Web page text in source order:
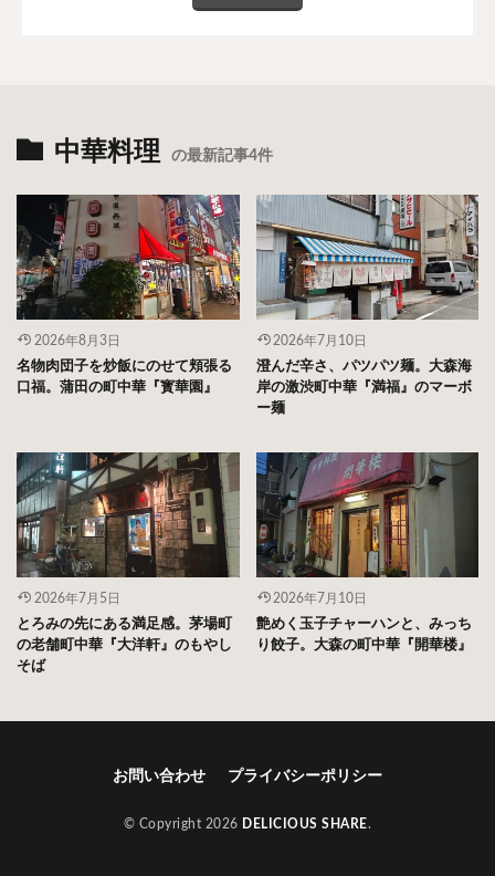
中華料理 の最新記事4件
2026年8月3日
名物肉団子を炒飯にのせて頬張る
口福。蒲田の町中華『寳華園』
2026年7月10日
澄んだ辛さ、パツパツ麺。大森海
岸の激渋町中華『満福』のマーボ
ー麺
2026年7月5日
とろみの先にある満足感。茅場町
の老舗町中華『大洋軒』のもやし
そば
2026年7月10日
艶めく玉子チャーハンと、みっち
り餃子。大森の町中華『開華楼』
お問い合わせ プライバシーポリシー
© Copyright 2026 DELICIOUS SHARE.